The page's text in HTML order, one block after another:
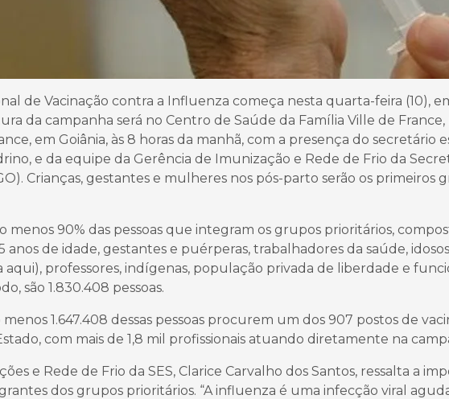
de Vacinação contra a Influenza começa nesta quarta-feira (10),
da campanha será no Centro de Saúde da Família Ville de France,
em Goiânia, às 8 horas da manhã, com a presença do secretário
e da equipe da Gerência de Imunização e Rede de Frio da
Crianças, gestantes e mulheres nos pós-parto serão os primeiros
menos 90% das pessoas que integram os grupos prioritários,
anos de idade, gestantes e puérperas, trabalhadores da saúde,
aqui), professores, indígenas, população privada de liberdade e
são 1.830.408 pessoas.
1.647.408 dessas pessoas procurem um dos 907 postos de
com mais de 1,8 mil profissionais atuando diretamente na
e Rede de Frio da SES, Clarice Carvalho dos Santos, ressalta a
dos grupos prioritários. “A influenza é uma infecção viral